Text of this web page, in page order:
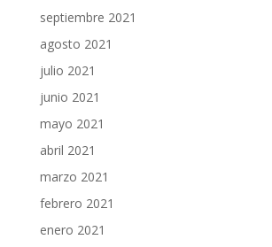
septiembre 2021
agosto 2021
julio 2021
junio 2021
mayo 2021
abril 2021
marzo 2021
febrero 2021
enero 2021